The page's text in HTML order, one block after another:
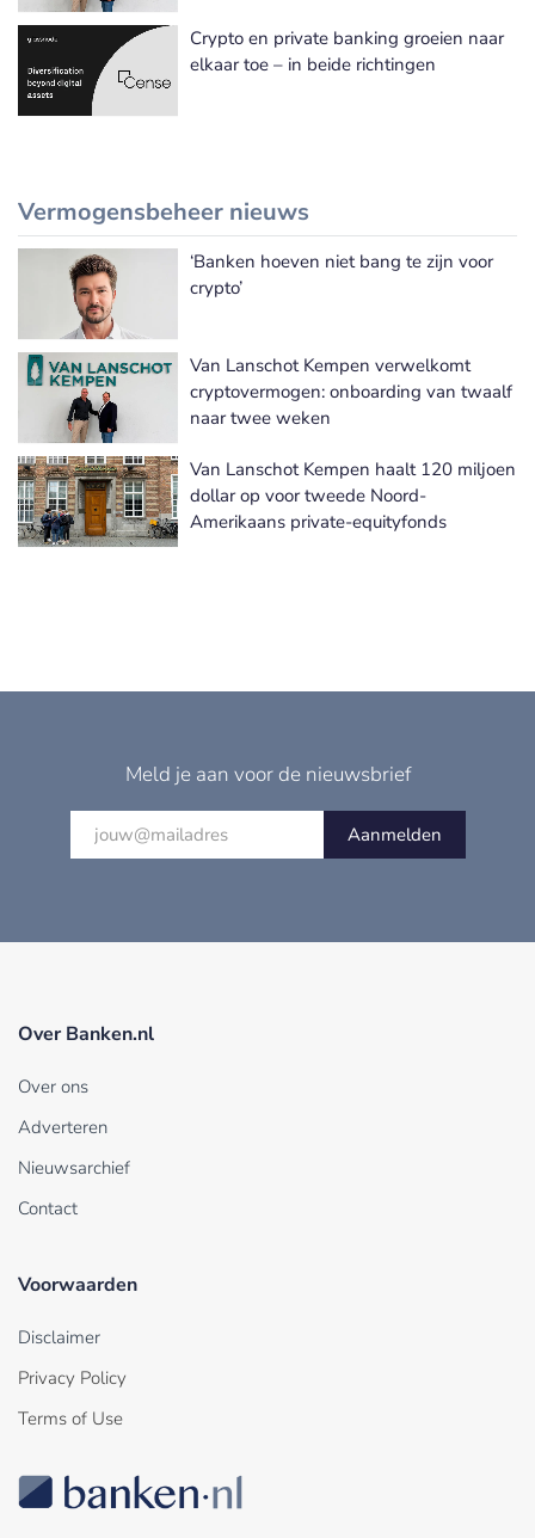
Crypto en private banking groeien naar
elkaar toe – in beide richtingen
Vermogensbeheer nieuws
‘Banken hoeven niet bang te zijn voor
crypto’
Van Lanschot Kempen verwelkomt
cryptovermogen: onboarding van twaalf
naar twee weken
Van Lanschot Kempen haalt 120 miljoen
dollar op voor tweede Noord-
Amerikaans private-equityfonds
Meld je aan voor de nieuwsbrief
Aanmelden
Over Banken.nl
Over ons
Adverteren
Nieuwsarchief
Contact
Voorwaarden
Disclaimer
Privacy Policy
Terms of Use